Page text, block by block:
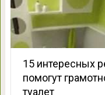
15 интересных
помогут
туалет